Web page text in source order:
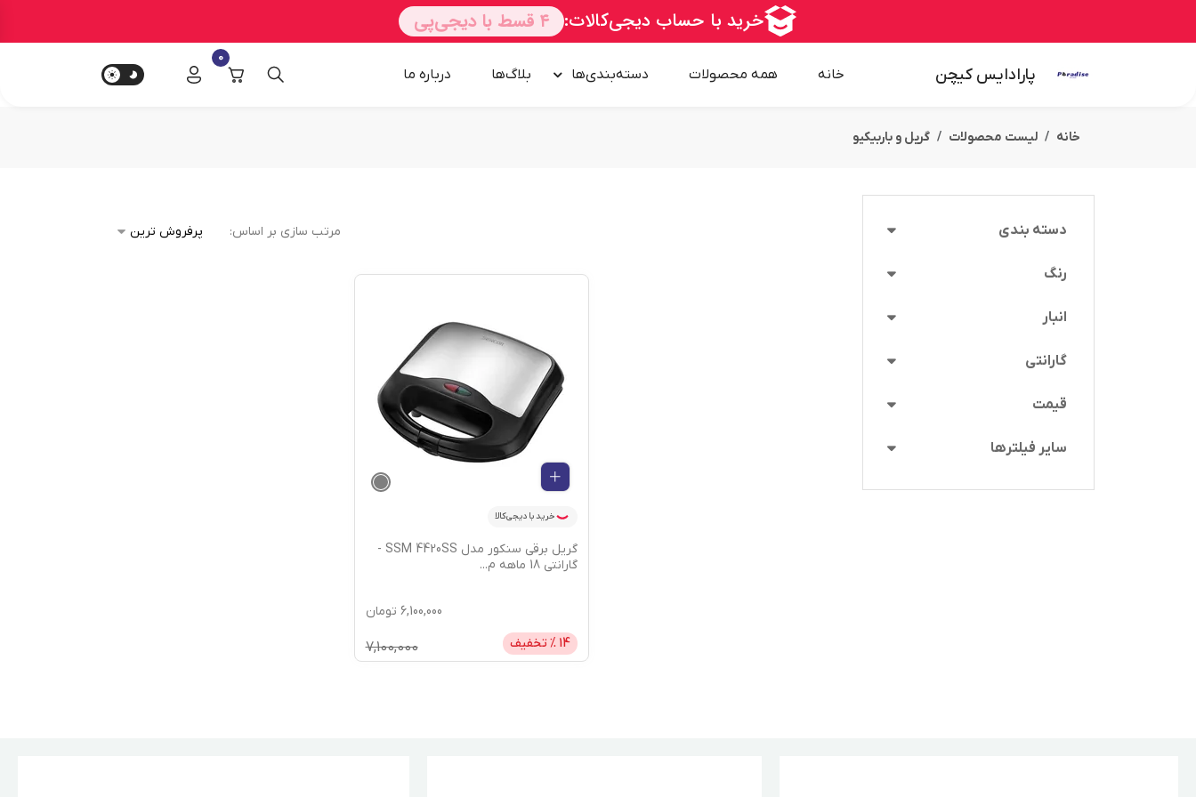
پارادایس کیچن خانه همه محصولات دسته‌بندی‌ها بلاگ‌ها درباره‌ ما
0
خانه لیست محصولات گریل و باربیکیو
دسته بندی
رنگ
انبار
گارانتی
قیمت
سایر فیلترها
مرتب سازی بر اساس:
خرید با دیجی‌کالا
گریل برقی سنکور مدل SSM 4420SS -
گارانتی 18 ماهه م
...
6,100,000 تومان
14 % تخفیف 7,100,000